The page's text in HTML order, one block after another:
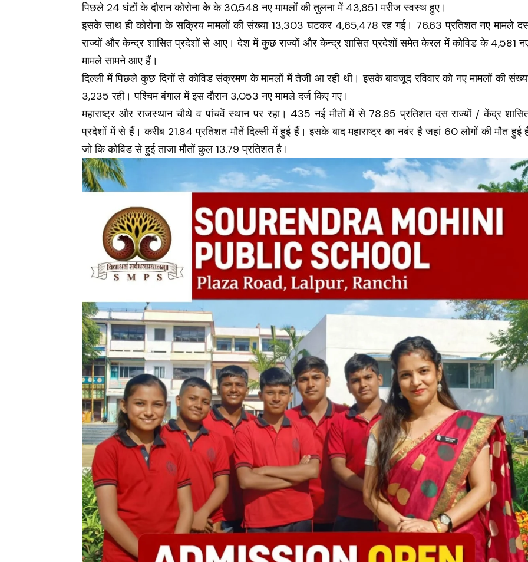
पिछले 24 घंटों के दौरान कोरोना के के 30,548 नए मामलों की तुलना में 43,851 मरीज स्‍वस्‍थ हुए।
इसके साथ ही कोरोना के सक्रिय मामलों की संख्‍या 13,303 घटकर 4,65,478 रह गई। 76.63 प्रतिशत नए मामले
राज्‍यों और केन्‍द्र शासित प्रदेशों से आए। देश में कुछ राज्यों और केन्द्र शासित प्रदेशों समेत केरल में कोविड के 4,581
मामले सामने आए हैं।
दिल्‍ली में पिछले कुछ दिनों से कोविड संक्रमण के मामलों में तेजी आ रही थी। इसके बावजूद रविवार को नए मामलों की
3,235 रही। पश्चिम बंगाल में इस दौरान 3,053 नए मामले दर्ज किए गए।
महाराष्ट्र और राजस्थान चौथे व पांचवें स्थान पर रहा। 435 नई मौतों में से 78.85 प्रतिशत दस राज्यों / केंद्र
प्रदेशों में से हैं। करीब 21.84 प्रतिशत मौतें दिल्‍ली में हुई हैं। इसके बाद महाराष्‍ट्र का नबंर है जहां 60 लोगों की मौत हुई
जो कि कोविड से हुई ताजा मौतों कुल 13.79 प्रतिशत है।